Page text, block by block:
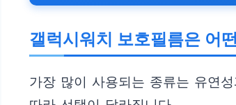
갤럭시워치 보호필름은 어
가장 많이 사용되는 종류는 유연